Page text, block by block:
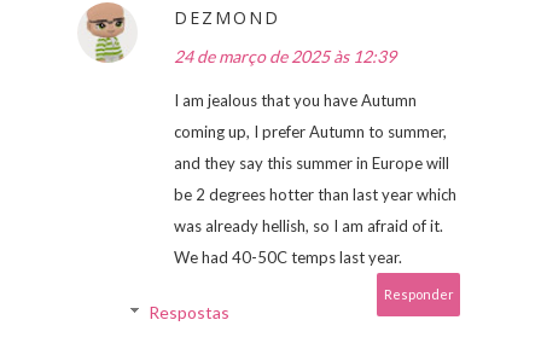
DEZMOND
24 de março de 2025 às 12:39
I am jealous that you have Autumn
coming up, I prefer Autumn to summer,
and they say this summer in Europe will
be 2 degrees hotter than last year which
was already hellish, so I am afraid of it.
We had 40-50C temps last year.
Responder
Respostas